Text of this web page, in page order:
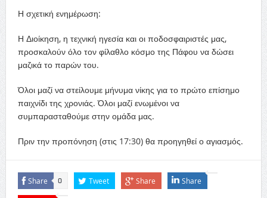
Η σχετική ενημέρωση:
Η Διοίκηση, η τεχνική ηγεσία και οι ποδοσφαιριστές μας,
προσκαλούν όλο τον φίλαθλο κόσμο της Πάφου να δώσει
μαζικά το παρών του.
Όλοι μαζί να στείλουμε μήνυμα νίκης για το πρώτο επίσημο
παιχνίδι της χρονιάς. Όλοι μαζί ενωμένοι να
συμπαρασταθούμε στην ομάδα μας.
Πριν την προπόνηση (στις 17:30) θα προηγηθεί ο αγιασμός.
Share 0 Tweet Share Share